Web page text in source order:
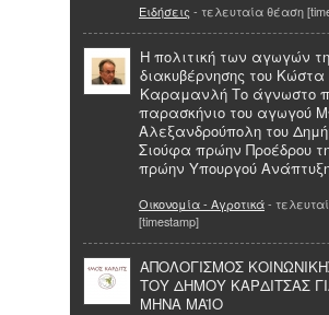
Ειδήσεις - τελευταία θέαση
Η πολιτική των αγωγών
διακυβέρνησης του Κώστα
Καραμανλή Το άγνωστο
παρασκήνιο του αγωγού
Αλεξανδρούπολη του
Σιούφα πρώην Προέδρου
πρώην Υπουργού
Οικονομία - Αγροτικά-
[timestamp]
ΑΠΟΛΟΓΙΣΜΟΣ
ΤΟΥ ΔΗΜΟΥ ΚΑΡΔΙΤΣΑΣ
ΜΗΝΑ ΜΑΪΟ